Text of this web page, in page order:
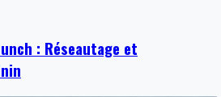
: Réseautage et